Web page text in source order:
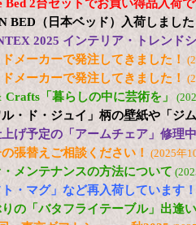
Bed 2台セットでお買い得品入荷で
BED（日本ベッド）入荷しました
2025 インテリア・トレンド
メーカーで発注してきました！
メーカーで発注してきました！
「暮らしの中に芸術を」
ル・ド・ジュイ」柄の壁紙や「ジ
げ予定の「アームチェア」修理
張替えご相談ください！ (2025年
・メンテナンスの方法について
ト・マグ」など再入荷しています！
の「バタフライテーブル」出逢